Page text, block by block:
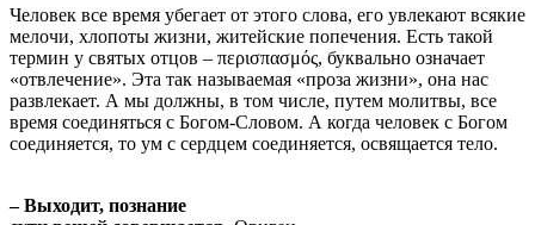
Человек все время убегает от этого слова, его увлекают всякие
мелочи, хлопоты жизни, житейские попечения. Есть такой
термин у святых отцов – περισπασμός, буквально означает
«отвлечение». Эта так называемая «проза жизни», она нас
развлекает. А мы должны, в том числе, путем молитвы, все
время соединяться с Богом-Словом. А когда человек с Богом
соединяется, то ум с сердцем соединяется, освящается тело.
– Выходит, познание